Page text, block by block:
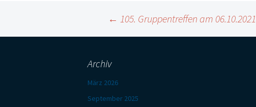
Beitragsnavigation
← 105. Gruppentreffen am 06.10.2021
Archiv
März 2026
September 2025